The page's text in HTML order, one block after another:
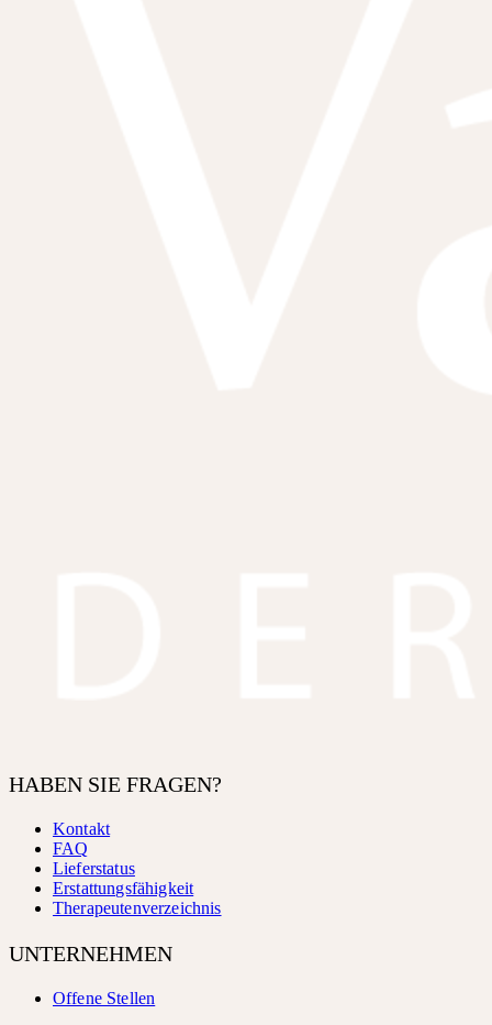
HABEN SIE FRAGEN?
Kontakt
FAQ
Lieferstatus
Erstattungsfähigkeit
Therapeutenverzeichnis
UNTERNEHMEN
Offene Stellen